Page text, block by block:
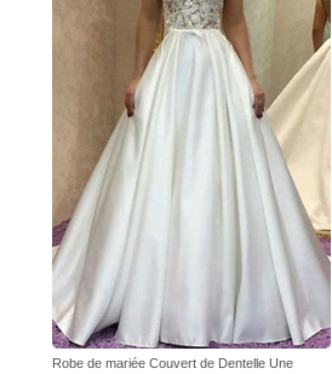
Robe de mariée Couvert de Dentelle Une